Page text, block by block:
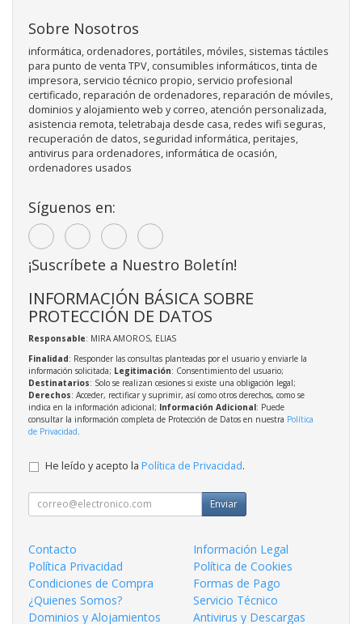
Sobre Nosotros
informática, ordenadores, portátiles, móviles, sistemas táctiles
para punto de venta TPV, consumibles informáticos, tinta de
impresora, servicio técnico propio, servicio profesional
certificado, reparación de ordenadores, reparación de móviles,
dominios y alojamiento web y correo, atención personalizada,
asistencia remota, teletrabaja desde casa, redes wifi seguras,
recuperación de datos, seguridad informática, peritajes,
antivirus para ordenadores, informática de ocasión,
ordenadores usados
Síguenos en:
¡Suscríbete a Nuestro Boletín!
INFORMACIÓN BÁSICA SOBRE
PROTECCIÓN DE DATOS
Responsable: MIRA AMOROS, ELIAS
Finalidad: Responder las consultas planteadas por el usuario y enviarle la
información solicitada; Legitimación: Consentimiento del usuario;
Destinatarios: Solo se realizan cesiones si existe una obligación legal;
Derechos: Acceder, rectificar y suprimir, así como otros derechos, como se
indica en la información adicional; Información Adicional: Puede
consultar la información completa de Protección de Datos en nuestra Política
de Privacidad
He leído y acepto la Política de Privacidad.
Enviar
Contacto
Información Legal
Política Privacidad
Política de Cookies
Condiciones de Compra
Formas de Pago
¿Quienes Somos?
Servicio Técnico
Dominios y Alojamientos
Antivirus y Descargas